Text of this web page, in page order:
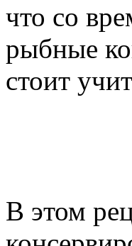
что со
рыбные
стоит
В этом